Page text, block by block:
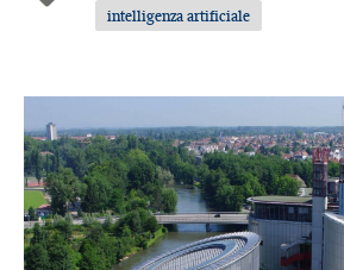
intelligenza artificiale